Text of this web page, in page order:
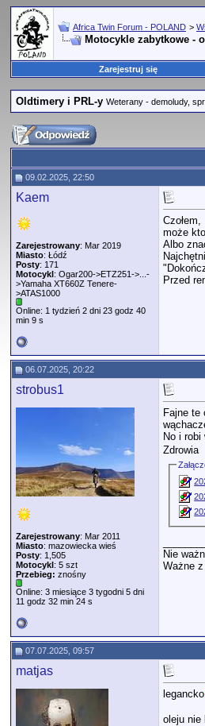
Africa Twin Forum - POLAND >
Motocykle zabytkowe -
Zarejestruj się
Oldtimery i PRL-y Weterany - demoludy,
09.02.2025, 22:50
Kaem
Zarejestrowany: Mar 2019
Miasto: Łódź
Posty: 171
Motocykl: Ogar200->ETZ251->...-
>Yamaha XT660Z Tenere-
>ATAS1000
Online: 1 tydzień 2 dni 23 godz 40
min 9 s
Czołem,
może
Albo
Przed
06.07.2025, 20:22
strobus1
Zarejestrowany: Mar 2011
Miasto: mazowiecka wieś
Posty: 1,505
Motocykl: 5 szt
Przebieg: znośny
Online: 3 miesiące 3 tygodni 5 dni
11 godz 32 min 24 s
Fajne te
No i robi
Zdrowia
Nie
Ważne z
07.07.2025, 09:57
matjas
legancko
oleju nie